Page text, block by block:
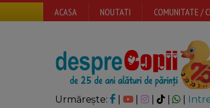
ACASA NOUTATI COMUNITATE /
Urmărește: | |